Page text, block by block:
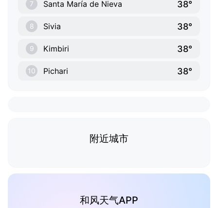
7 Santa María de Nieva 38°
8 Sivia 38°
9 Kimbiri 38°
10 Pichari 38°
附近城市
和风天气APP